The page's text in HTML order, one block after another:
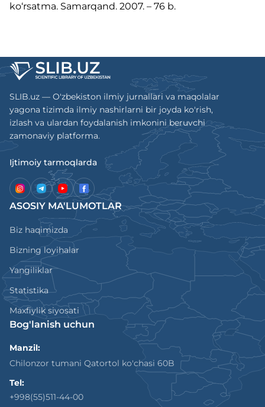
ko‘rsatma. Samarqand. 2007. – 76 b.
SLIB.uz — O'zbekiston ilmiy jurnallari va maqolalar
yagona tizimda ilmiy nashirlarni bir joyda ko'rish,
izlash va ulardan foydalanish imkonini beruvchi
zamonaviy platforma.
Ijtimoiy tarmoqlarda
ASOSIY MA'LUMOTLAR
Biz haqimizda
Bizning loyihalar
Yangiliklar
Statistika
Maxfiylik siyosati
Bog'lanish uchun
Manzil:
Chilonzor tumani Qatortol ko'chasi 60B
Tel:
+998(55)511-44-00